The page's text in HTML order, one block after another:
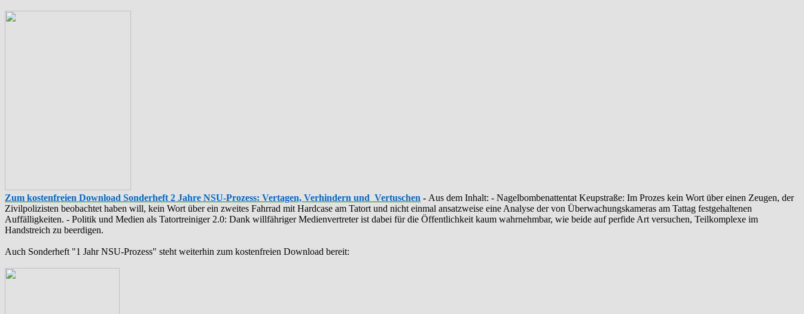
Zum kostenfreien Download Sonderheft 2 Jahre NSU-Prozess: Vertagen, Verhindern und Vertuschen - Aus dem Inhalt: - ‪Nagelbombenattentat‬ ‎Keupstraße‬: Im Prozes kein Wort über einen Zeugen, der
Zivilpolizisten beobachtet haben will, kein Wort über ein zweites Fahrrad mit Hardcase am Tatort und nicht einmal ansatzweise eine Analyse der von Überwachungskameras am Tattag festgehaltenen
Auffälligkeiten. - Politik und Medien als ‪Tatortreiniger‬ 2.0: Dank willfähriger Medienvertreter ist dabei für die Öffentlichkeit kaum wahrnehmbar, wie beide auf perfide Art versuchen, Teilkomplexe im
Handstreich zu beerdigen.
Auch Sonderheft "1 Jahr NSU-Prozess" steht weiterhin zum kostenfreien Download bereit: